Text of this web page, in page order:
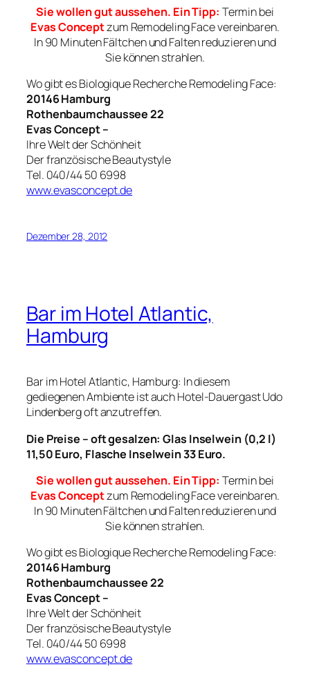
Sie wollen gut aussehen. Ein Tipp: Termin bei
Evas Conceptzum Remodeling Face vereinbaren.
In 90 Minuten Fältchen und Falten reduzieren und
Sie können strahlen.
Wo gibt es Biologique Recherche Remodeling Face:
20146 Hamburg
Rothenbaumchaussee 22
Evas Concept –
Ihre Welt der Schönheit
Der französische Beautystyle
Tel. 040/44 50 6998
www.evasconcept.de
Dezember 28, 2012
Bar im Hotel Atlantic,
Hamburg
Bar im Hotel Atlantic, Hamburg: In diesem
gediegenen Ambiente ist auch Hotel-Dauergast Udo
Lindenberg oft anzutreffen.
Die Preise – oft gesalzen: Glas Inselwein (0,2 l)
11,50 Euro, Flasche Inselwein 33 Euro.
Sie wollen gut aussehen. Ein Tipp: Termin bei
Evas Conceptzum Remodeling Face vereinbaren.
In 90 Minuten Fältchen und Falten reduzieren und
Sie können strahlen.
Wo gibt es Biologique Recherche Remodeling Face:
20146 Hamburg
Rothenbaumchaussee 22
Evas Concept –
Ihre Welt der Schönheit
Der französische Beautystyle
Tel. 040/44 50 6998
www.evasconcept.de